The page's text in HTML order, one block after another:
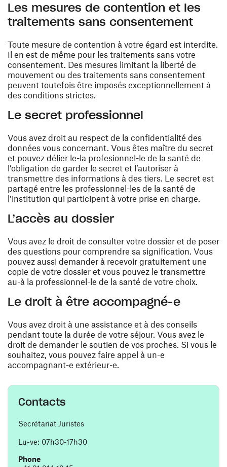
Les mesures de contention et les
traitements sans consentement
Toute mesure de contention à votre égard est interdite.
Il en est de même pour les traitements sans votre
consentement. Des mesures limitant la liberté de
mouvement ou des traitements sans consentement
peuvent toutefois être imposés exceptionnellement à
des conditions strictes.
Le secret professionnel
Vous avez droit au respect de la confidentialité des
données vous concernant. Vous êtes maître du secret
et pouvez délier le-la profesionnel-le de la santé de
l’obligation de garder le secret et l’autoriser à
transmettre des informations à des tiers. Le secret est
partagé entre les professionnel-les de la santé de
l’institution qui participent à votre prise en charge.
L’accès au dossier
Vous avez le droit de consulter votre dossier et de poser
des questions pour comprendre sa signification. Vous
pouvez aussi demander à recevoir gratuitement une
copie de votre dossier et vous pouvez le transmettre
au-à la professionnel-le de la santé de votre choix.
Le droit à être accompagné-e
Vous avez droit à une assistance et à des conseils
pendant toute la durée de votre séjour. Vous avez le
droit de demander le soutien de vos proches. Si vous le
souhaitez, vous pouvez faire appel à un-e
accompagnant-e extérieur-e.
Contacts
Secrétariat Juristes
Lu-ve: 07h30-17h30
Phone